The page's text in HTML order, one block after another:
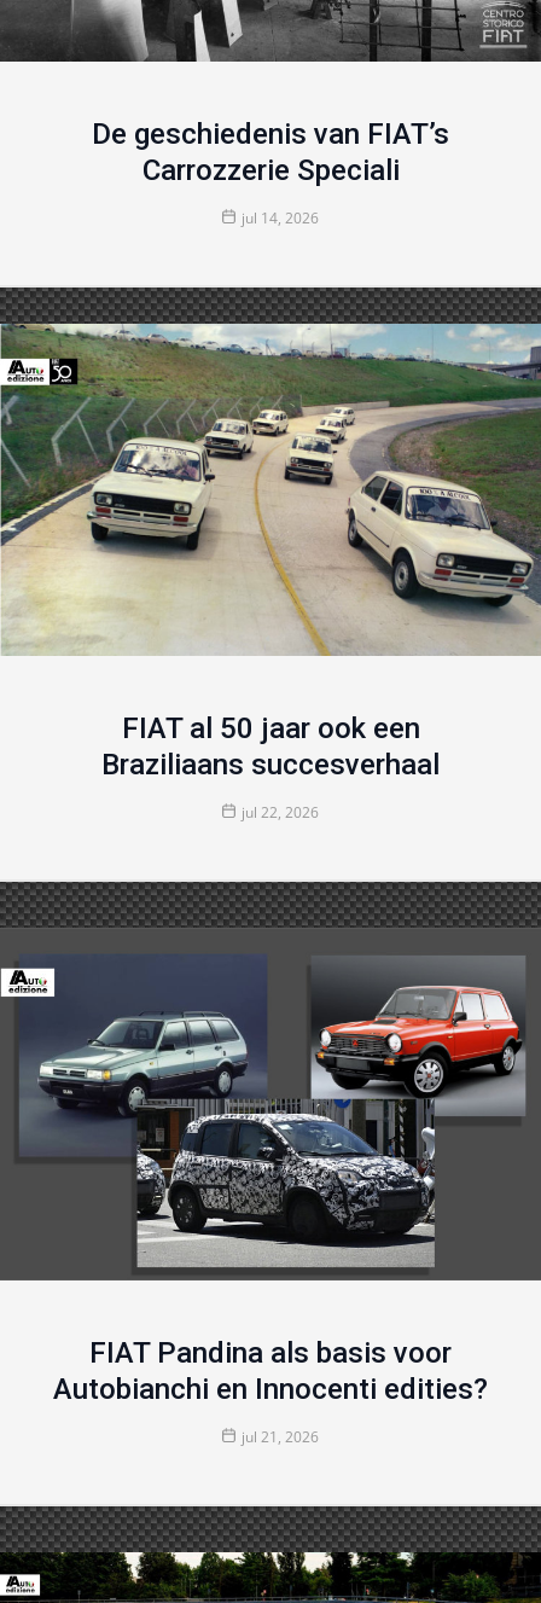
De geschiedenis van FIAT’s
Carrozzerie Speciali
jul 14, 2026
FIAT al 50 jaar ook een
Braziliaans succesverhaal
jul 22, 2026
FIAT Pandina als basis voor
Autobianchi en Innocenti edities?
jul 21, 2026